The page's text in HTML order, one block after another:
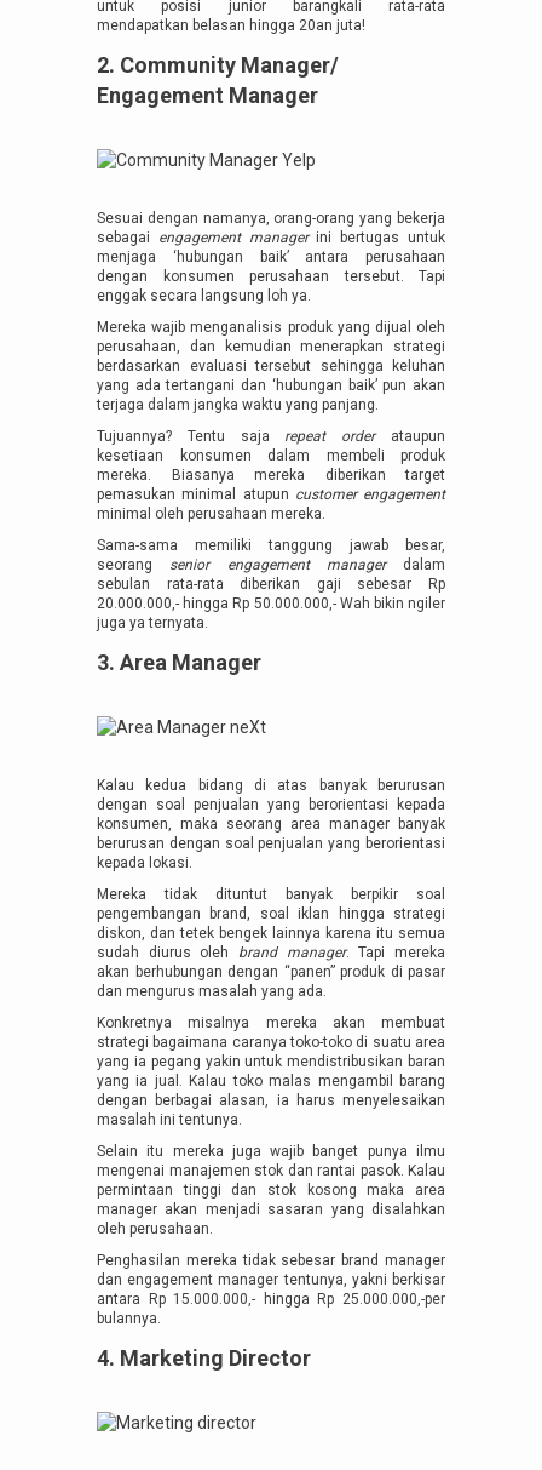
untuk posisi junior barangkali rata-rata
mendapatkan belasan hingga 20an juta!
2. Community Manager/
Engagement Manager
Sesuai dengan namanya, orang-orang yang bekerja
sebagai engagement managerini bertugas untuk
menjaga ‘hubungan baik’ antara perusahaan
dengan konsumen perusahaan tersebut. Tapi
enggak secara langsung loh ya.
Mereka wajib menganalisis produk yang dijual oleh
perusahaan, dan kemudian menerapkan strategi
berdasarkan evaluasi tersebut sehingga keluhan
yang ada tertangani dan ‘hubungan baik’ pun akan
terjaga dalam jangka waktu yang panjang.
Tujuannya? Tentu saja repeat order ataupun
kesetiaan konsumen dalam membeli produk
mereka. Biasanya mereka diberikan target
pemasukan minimal atupun customer engagement
minimal oleh perusahaan mereka.
Sama-sama memiliki tanggung jawab besar,
seorang senior engagement manager dalam
sebulan rata-rata diberikan gaji sebesar Rp
20.000.000,- hingga Rp 50.000.000,- Wah bikin ngiler
juga ya ternyata.
3. Area Manager
Kalau kedua bidang di atas banyak berurusan
dengan soal penjualan yang berorientasi kepada
konsumen, maka seorang area manager banyak
berurusan dengan soal penjualan yang berorientasi
kepada lokasi.
Mereka tidak dituntut banyak berpikir soal
pengembangan brand, soal iklan hingga strategi
diskon, dan tetek bengek lainnya karena itu semua
sudah diurus oleh brand manager. Tapi mereka
akan berhubungan dengan “panen” produk di pasar
dan mengurus masalah yang ada.
Konkretnya misalnya mereka akan membuat
strategi bagaimana caranya toko-toko di suatu area
yang ia pegang yakin untuk mendistribusikan baran
yang ia jual. Kalau toko malas mengambil barang
dengan berbagai alasan, ia harus menyelesaikan
masalah ini tentunya.
Selain itu mereka juga wajib banget punya ilmu
mengenai manajemen stok dan rantai pasok. Kalau
permintaan tinggi dan stok kosong maka area
manager akan menjadi sasaran yang disalahkan
oleh perusahaan.
Penghasilan mereka tidak sebesar brand manager
dan engagement manager tentunya, yakni berkisar
antara Rp 15.000.000,- hingga Rp 25.000.000,-per
bulannya.
4. Marketing Director